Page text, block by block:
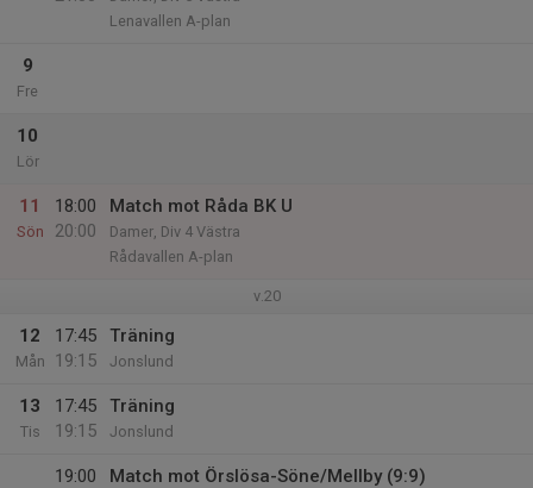
Lenavallen A-plan
9
Fre
10
Lör
11
Sön
18:00
20:00
Match mot Råda BK U
Damer, Div 4 Västra
Rådavallen A-plan
v.20
12
Mån
17:45
19:15
Träning
Jonslund
13
Tis
17:45
19:15
Träning
Jonslund
19:00
Match mot Örslösa-Söne/Mellby (9:9)